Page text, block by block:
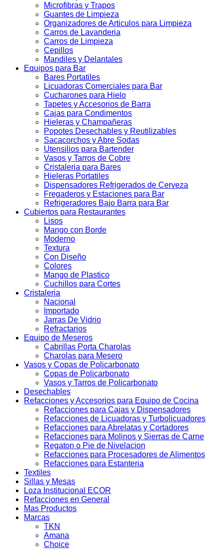
Microfibras y Trapos
Guantes de Limpieza
Organizadores de Articulos para Limpieza
Carros de Lavanderia
Carros de Limpieza
Cepillos
Mandiles y Delantales
Equipos para Bar
Bares Portatiles
Licuadoras Comerciales para Bar
Cucharones para Hielo
Tapetes y Accesorios de Barra
Cajas para Condimentos
Hieleras y Champañeras
Popotes Desechables y Reutilizables
Sacacorchos y Abre Sodas
Utensilios para Bartender
Vasos y Tarros de Cobre
Cristaleria para Bares
Hieleras Portatiles
Dispensadores Refrigerados de Cerveza
Fregaderos y Estaciones para Bar
Refrigeradores Bajo Barra para Bar
Cubiertos para Restaurantes
Lisos
Mango con Borde
Moderno
Textura
Con Diseño
Colores
Mango de Plastico
Cuchillos para Cortes
Cristaleria
Nacional
Importado
Jarras De Vidrio
Refractarios
Equipo de Meseros
Cabrillas Porta Charolas
Charolas para Mesero
Vasos y Copas de Policarbonato
Copas de Policarbonato
Vasos y Tarros de Policarbonato
Desechables
Refacciones y Accesorios para Equipo de Cocina
Refacciones para Cajas y Dispensadores
Refacciones de Licuadoras y Turbolicuadores
Refacciones para Abrelatas y Cortadores
Refacciones para Molinos y Sierras de Carne
Regaton o Pie de Nivelacion
Refacciones para Procesadores de Alimentos
Refacciones para Estanteria
Textiles
Sillas y Mesas
Loza Institucional ECOR
Refacciones en General
Mas Productos
Marcas
TKN
Amana
Choice